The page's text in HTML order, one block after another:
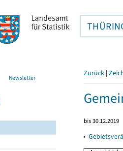
Newsletter Zurück |
bis 30.12.2019
▸